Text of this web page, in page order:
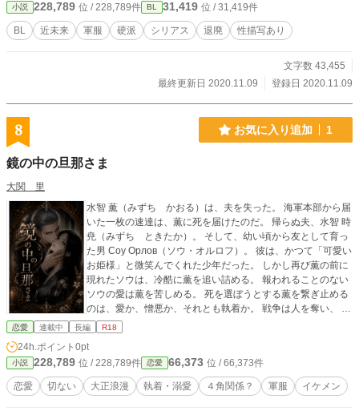
小説 228,789 位 / 228,789件 BL 31,419 位 / 31,419件
BL 近未来 軍服 硬派 シリアス 退廃 性描写あり
文字数 43,455
最終更新日 2020.11.09
登録日 2020.11.09
8 お気に入り追加 1
鏡の中の旦那さま
大関 里
水智 薫（みずち かおる）は、夫を失った。 海軍本部から届
いた一枚の速達は、薫に死を届けたのだ。 帰らぬ夫、水智 時
尭（みずち ときたか）。 そして、幼い頃から友として育っ
た男 Соу Орлов（ソウ・オルロフ）。 彼は、かつて「可愛い
お姫様」と微笑んでくれた少年だった。 しかし再び薫の前に
現れたソウは、冷酷に薫を追い詰める。 報われることのない
ソウの愛は薫を苦しめる。 死を選ぼうとする薫を繋ぎ止める
のは、愛か、憎悪か、それとも執着か。 戦争は人を奪い、 喪
失は人を壊し、 愛は、時に最も残酷な呪いとなる。 これは、
しを巡る物語。 彼は、愛しい人の耳元で、誰にも聞こえない
ほど小さく囁いた。 「Моя ведьма.」
恋愛 連載中 長編 R18
24h.ポイント 0pt
小説 228,789 位 / 228,789件 恋愛 66,373 位 / 66,373件
恋愛 切ない 大正浪漫 執着・溺愛 ４角関係？ 軍服 イケメン